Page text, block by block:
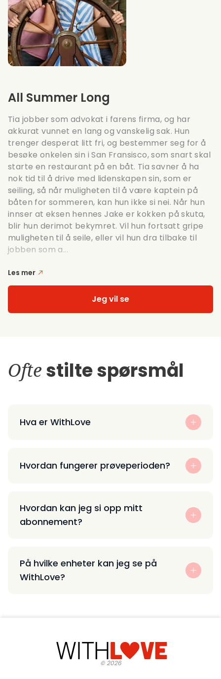
All Summer Long
Tia jobber som advokat i farens firma, og har
akkurat vunnet en lang og vanskelig sak. Hun
trenger desperat litt fri, og bestemmer seg for å
besøke onkelen sin i San Fransisco, som snart skal
starte en restaurant på en båt. Tia savner å ha
nok tid til å drive med lidenskapen sin, som er
seiling, så når muligheten til å være kaptein på
båten for sommeren, kan hun ikke si nei. Når hun
innser at eksen hennes Jake er kokken på skuta,
blir hun derimot bekymret. Vil hun fortsatt gripe
muligheten til å seile, eller vil hun dra tilbake til
jobben som a...
Les mer
Jeg vil se
Ofte stilte spørsmål
Hva er WithLove
Hvordan fungerer prøveperioden?
Hvordan kan jeg si opp mitt
abonnement?
På hvilke enheter kan jeg se på
WithLove?
©2026